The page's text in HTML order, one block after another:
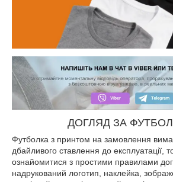
ДОГЛЯД ЗА
Футболка з принтом на замовлення
дбайливого ставлення до експлуатації,
ознайомитися з простими правилами
надрукований логотип, наклейка,